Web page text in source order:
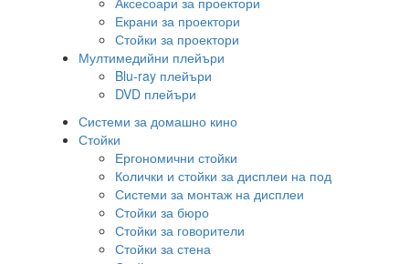
Екрани за проектори
Стойки за проектори
Мултимедийни плейъри
Blu-ray плейъри
DVD плейъри
Системи за домашно кино
Стойки
Ергономични стойки
Колички и стойки за дисплеи на под
Системи за монтаж на дисплеи
Стойки за бюро
Стойки за говорители
Стойки за стена